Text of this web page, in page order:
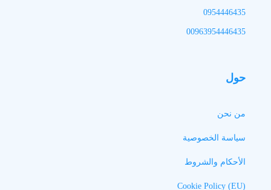
0954446435
00963954446435
حول
من نحن
سياسة الخصوصية
الأحكام والشروط
Cookie Policy (EU)